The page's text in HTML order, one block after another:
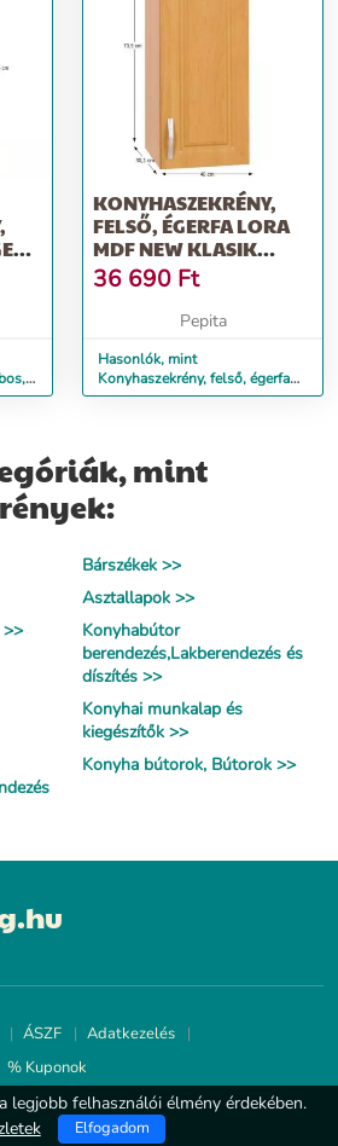
KONYHASZEKRÉNY,
FELSŐ, ÉGERFA LORA
MDF NEW KLASIK
W40/735
36 690 Ft
Pepita
Hasonlók, mint
Konyhaszekrény, felső, égerfa
LORA MDF NEW KLASIK
mint
Bárszékek >>
Asztallapok >>
Konyhabútor
berendezés,Lakberendezés és
díszítés >>
Konyhai munkalap és
kiegészítők >>
Konyha bútorok, Bútorok >>
ÁSZF
Adatkezelés
% Kuponok
legjobb felhasználói élmény érdekében.
Elfogadom